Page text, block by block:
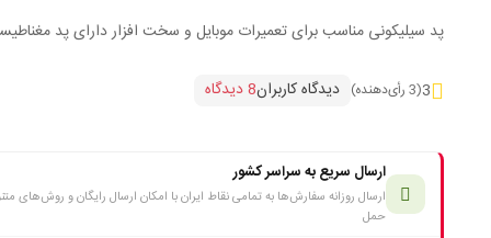
پد سیلیکونی مناسب برای تعمیرات موبایل و سخت افزار دارای پد
3(3 رأی‌دهنده) دیدگاه کاربران8 دیدگاه
ارسال سریع به سراسر کشور
ارسال روزانه سفارش‌ها به تمامی نقاط ایران با امکان ارسال رایگان و روش‌های
حمل